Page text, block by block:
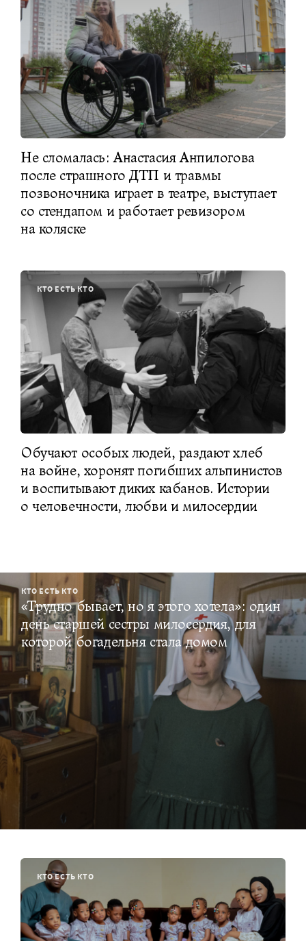
Не сломалась: Анастасия Анпилогова
после страшного ДТП и травмы
позвоночника играет в театре, выступает
со стендапом и работает ревизором
на коляске
КТО ЕСТЬ КТО
Обучают особых людей, раздают хлеб
на войне, хоронят погибших альпинистов
и воспитывают диких кабанов. Истории
о человечности, любви и милосердии
КТО ЕСТЬ КТО
«Трудно бывает, но я этого хотела»: один
день старшей сестры милосердия, для
которой богадельня стала домом
КТО ЕСТЬ КТО